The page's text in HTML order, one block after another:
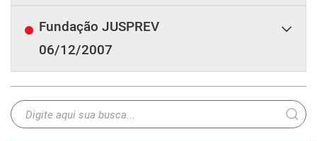
Fundação JUSPREV
06/12/2007